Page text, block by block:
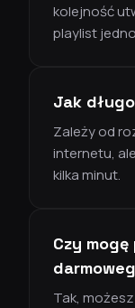
kolejność
playlist
Jak
Zależy od
internetu,
kilka minut.
Czy
Tak,